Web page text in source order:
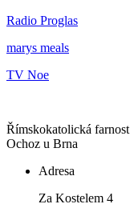
Radio Proglas
marys meals
TV Noe
Římskokatolická farnost
Ochoz u Brna
Adresa
Za Kostelem 4